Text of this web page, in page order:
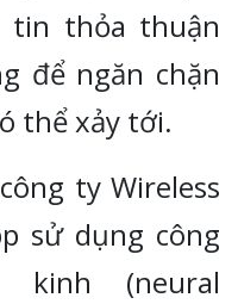
tin thỏa thuận
để ngăn chặn
thể xảy tới.
ty Wireless
sử dụng công
kinh (neural